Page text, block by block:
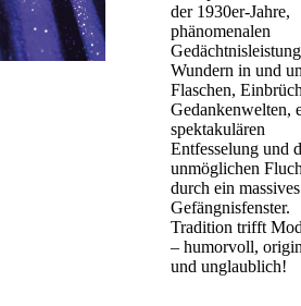
der 1930er-Jahre,
phänomenalen
Wundern in und
Flaschen,
Gedankenwelten,
spektakulären
Entfesselung und
unmöglichen
durch ein massives
Gefängnisfenster.
Tradition trifft
– humorvoll,
und unglaublich!